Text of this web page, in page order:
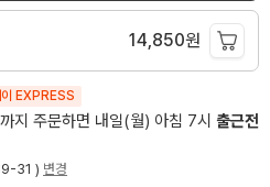
14,850원
이 EXPRESS
지 주문하면 내일(월) 아침 7시 출근전
31 ) 변경